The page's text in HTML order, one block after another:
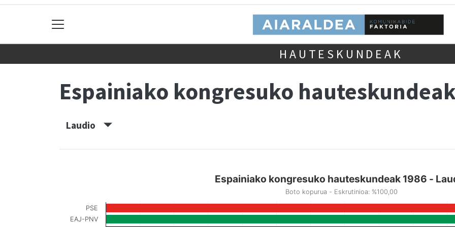
HAUTESKUNDEAK
Espainiako kongresuko
Laudio
Espainiako kongresuko hauteskundeak 1986 -
Boto kopurua - Eskrutinioa: %100,00
PSE
EAJ-PNV